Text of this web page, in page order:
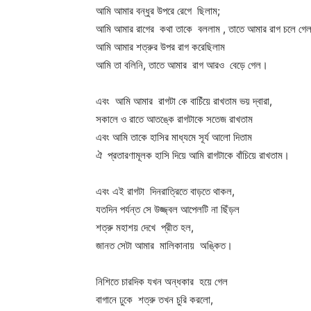
আমি আমার বন্ধুর উপরে রেগে ছিলাম;
আমি আমার রাগের কথা তাকে বললাম , তাতে আমার রাগ চলে
আমি আমার শত্রুর উপর রাগ করেছিলাম
আমি তা বলিনি, তাতে আমার রাগ আরও বেড়ে গেল।
এবং আমি আমার রাগটা কে বাচিঁয়ে রাখতাম ভয় দ্বারা,
সকালে ও রাতে আতঙ্কে রাগটাকে সতেজ রাখতাম
এবং আমি তাকে হাসির মাধ্যমে সূর্য আলো দিতাম
ঐ প্রতারণামূলক হাসি দিয়ে আমি রাগটাকে বাঁচিয়ে রাখতাম।
এবং এই রাগটা দিনরাত্রিতে বাড়তে থাকল,
যতদিন পর্যন্ত সে উজ্জ্বল আপেলটি না ছিঁড়ল
শত্রু মহাশয় দেখে প্রীত হল,
জানত সেটা আমার মালিকানায় অঙ্কিত।
নিশিতে চারদিক যখন অন্ধকার হয়ে গেল
বাগানে ঢুকে শত্রু তখন চুরি করলো,